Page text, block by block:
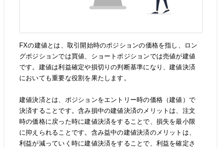
FXの建値とは、取引開始時のポジションの価格を指し、ロン
グポジションでは買値、ショートポジションでは売値が建値
です。建値は利益確定や損切りの判断基準になり、建値決済
においても重要な役割を果たします。
建値決済とは、ポジションをエントリー時の価格（建値）で
決済することです。含み損中の建値決済のメリットは、注文
時の価格に戻った時に建値決済をすることで、損失を最小限
に抑えられることです。含み益中の建値決済のメリットは、
利益が減っていく時に建値決済をすることで、利益を確定さ